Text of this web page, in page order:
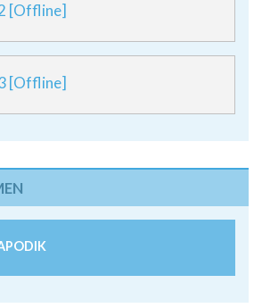
[Offline]
[Offline]